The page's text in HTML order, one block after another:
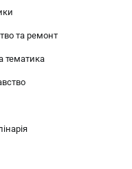
та ремонт
тематика